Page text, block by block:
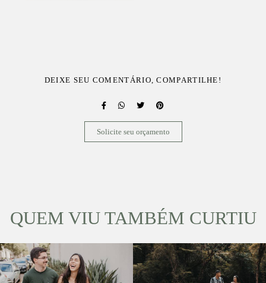
DEIXE SEU COMENTÁRIO, COMPARTILHE!
Solicite seu orçamento
QUEM VIU TAMBÉM CURTIU